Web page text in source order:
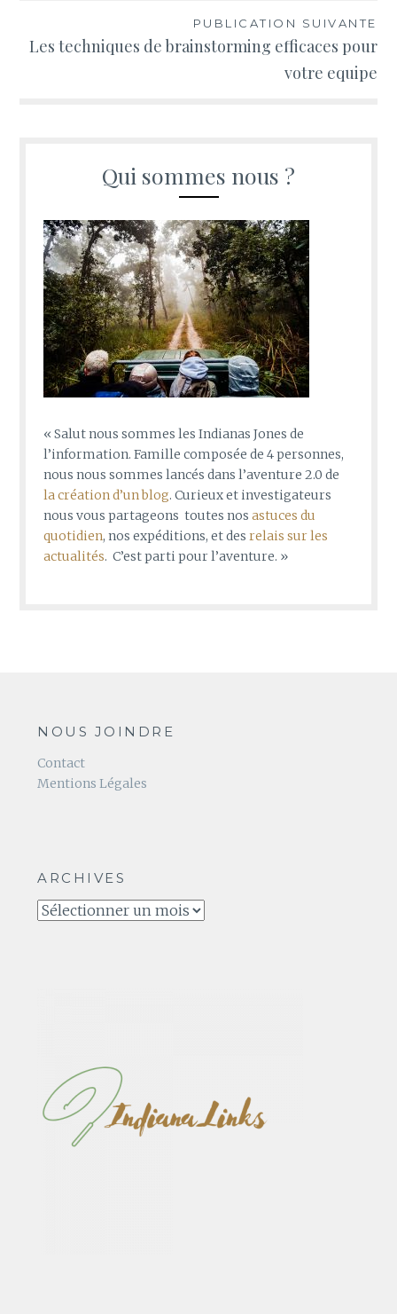
PUBLICATION SUIVANTE
Les techniques de brainstorming efficaces pour
votre equipe
Qui sommes nous ?
« Salut nous sommes les Indianas Jones de
l’information. Famille composée de 4 personnes,
nous nous sommes lancés dans l’aventure 2.0 de
la création d’un blog. Curieux et investigateurs
nous vous partageons toutes nosastuces du
quotidien, nos expéditions, et desrelais sur les
actualités. C’est parti pour l’aventure. »
NOUS JOINDRE
Contact
Mentions Légales
ARCHIVES
Archives